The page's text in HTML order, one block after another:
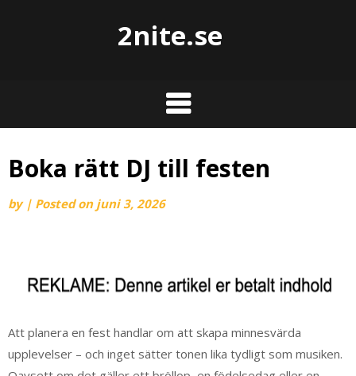
2nite.se
Boka rätt DJ till festen
by | Posted on juni 3, 2026
Att planera en fest handlar om att skapa minnesvärda
upplevelser – och inget sätter tonen lika tydligt som musiken.